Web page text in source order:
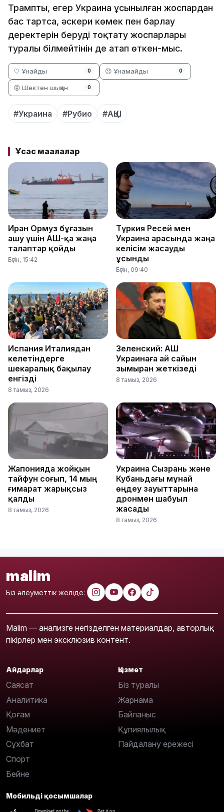
Трамптың, егер Украина ұсынылған жоспардан
бас тартса, әскери көмек пен барлау
деректерін беруді тоқтату жоспарлары
туралы білмейтінін де атап өткен-мыс.
🤍 Ұнайды 0 😞 Ұнамайды 0
😡 Шектен шыққан 0
#Украина #Рубио #АҚШ
Ұқсас мақалалар
Иран Ормуз бұғазын
ашу үшін АҚШ-қа жаңа
талаптар қойды
Бүгін, 15:42
Түркия Ресей мен
Украина арасында жаңа
келісім жасауды
ұсынды
Бүгін, 09:40
Испания Италиядан
келетіндерге
шекаралық бақылау
енгізді
8 тамыз, 2026
Зеленский: АҚШ
Украинаға ай сайын
зымыран жеткізеді
8 тамыз, 2026
Жапонияда жойқын
тайфун соғып, 14 мың
ғимарат жарықсыз
қалды
8 тамыз, 2026
Украина Сызрань және
Кубаньдағы мұнай
өңдеу зауыттарына
дронмен шабуыл
жасады
8 тамыз, 2026
malim
Біз әлеуметтік желіде:
Malim — анализге негізделген материалдар, авторлық
пікірлер мен эксклюзив контент.
Айдарлар
Саясат
Аналитика
Қоғам
Мәдениет
Сұхбат
Спорт
Бейне
Қызмет
Біз туралы
Жарнама
Байланыс
Құпиялылық
Пайдалану ережесі
Мобильді қосымшалар
Download on the Get it on